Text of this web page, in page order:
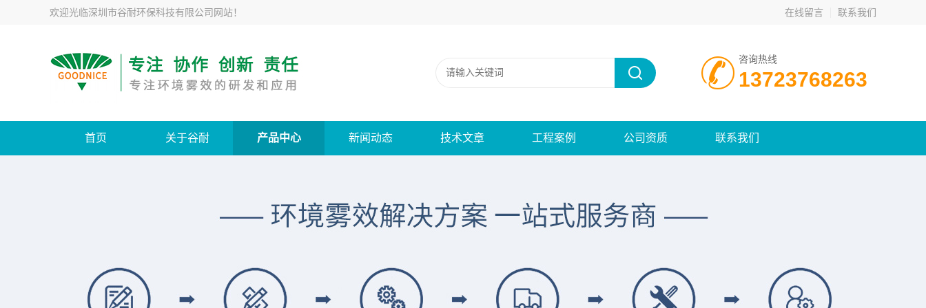
欢迎光临深圳市谷耐环保科技有限公司网站！ 在线留言 联系我们
咨询热线
13723768263
首页 关于谷耐 产品中心 新闻动态 技术文章 工程案例 公司资质 联系我们